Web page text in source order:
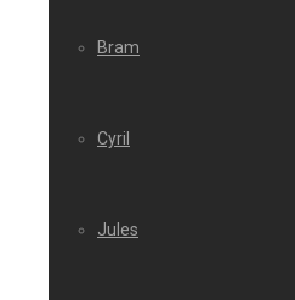
Bram
Cyril
Jules